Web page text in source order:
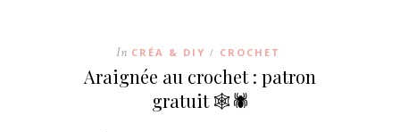
In CRÉA & DIY / CROCHET
Araignée au crochet : patron
gratuit 🕸🕷